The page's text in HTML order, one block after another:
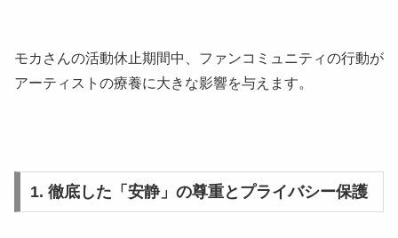
モカさんの活動休止期間中、ファンコミュニティの行動が
アーティストの療養に大きな影響を与えます。
1. 徹底した「安静」の尊重とプライバシー保護